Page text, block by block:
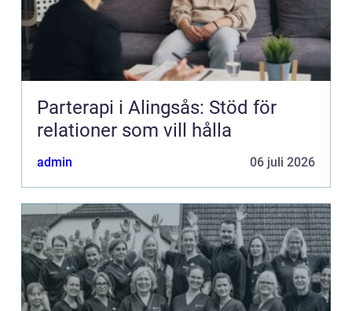
Parterapi i Alingsås: Stöd för
relationer som vill hålla
admin 06 juli 2026